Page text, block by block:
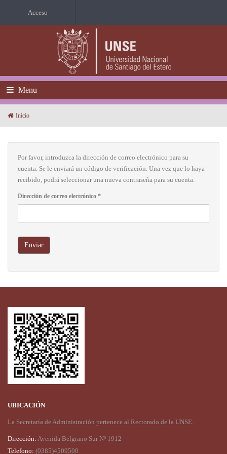
Acceso
Menu
Inicio
Por favor, introduzca la dirección de correo electrónico para su
cuenta. Se le enviará un código de verificación. Una vez que lo haya
recibido, podrá seleccionar una nueva contraseña para su cuenta.
Dirección de correo electrónico *
Enviar
UBICACIÓN
La Secretaría de Administración pertenece al Rectorado de la UNSE.
Dirección: Avenida Belgrano Sur Nº 1912
Telefono: (0385)4509500